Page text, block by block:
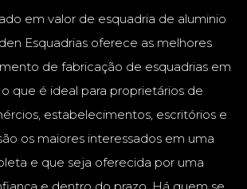
em valor de esquadria de aluminio
Esquadrias oferece as melhores
de fabricação de esquadrias em
que é ideal para proprietários de
estabelecimentos, escritórios e
os maiores interessados em uma
e que seja oferecida por uma
e dentro do prazo. Há quem se